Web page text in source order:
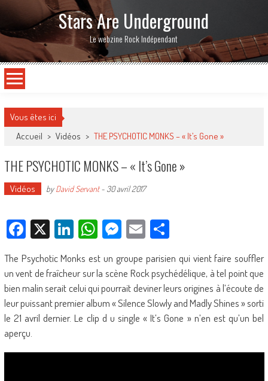
Stars Are Underground
Le webzine Rock Indépendant
Vous êtes ici
Accueil > Vidéos > THE PSYCHOTIC MONKS – « It’s Gone »
THE PSYCHOTIC MONKS – « It’s Gone »
Vidéos byDavid Servant- 30 avril 2017
Facebook
X LinkedIn
WhatsApp
Messenger
EmailPartager
The Psychotic Monks est un groupe parisien qui vient faire souffler
un vent de fraîcheur sur la scène Rock psychédélique, à tel point que
bien malin serait celui qui pourrait deviner leurs origines à l’écoute de
leur puissant premier album « Silence Slowly and Madly Shines » sorti
le 21 avril dernier. Le clip d u single « It’s Gone » n’en est qu’un bel
aperçu.